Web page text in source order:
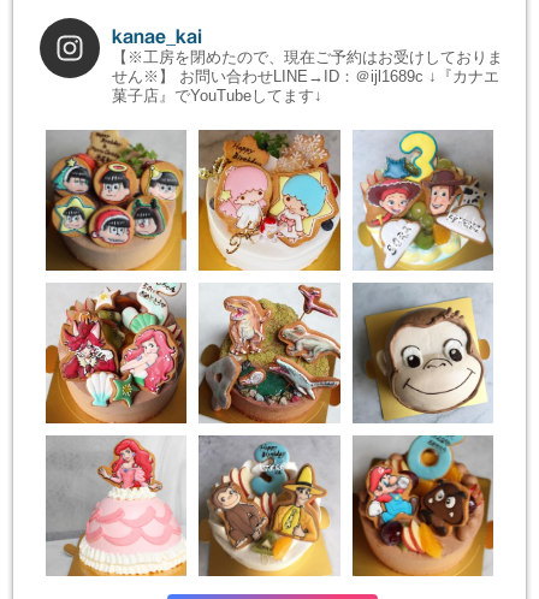
kanae_kai
【※工房を閉めたので、現在ご予約はお受けしておりま
せん※】
お問い合わせLINE→ID：＠ijl1689c ↓『カナエ
菓子店』でYouTubeしてます↓